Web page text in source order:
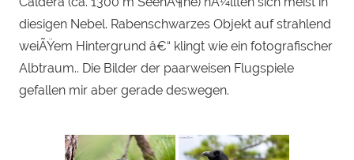
diesigen Nebel. Rabenschwarzes Objekt auf strahlend
weiÃŸem Hintergrund â€“ klingt wie ein fotografischer
Albtraum.. Die Bilder der paarweisen Flugspiele
gefallen mir aber gerade deswegen.